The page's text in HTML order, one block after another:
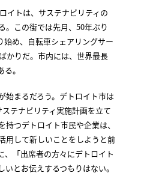
イトは、サステナビリティの
。この街では先月、50年ぶり
め、自転車シェアリングサー
かりだ。市内には、世界最長
。
始まるだろう。デトロイト市は
テナビリティ実施計画を立て
つデトロイト市民や企業は、
用して新しいことをしようと前
、「出席者の方々にデトロイト
とお伝えするつもりはない。